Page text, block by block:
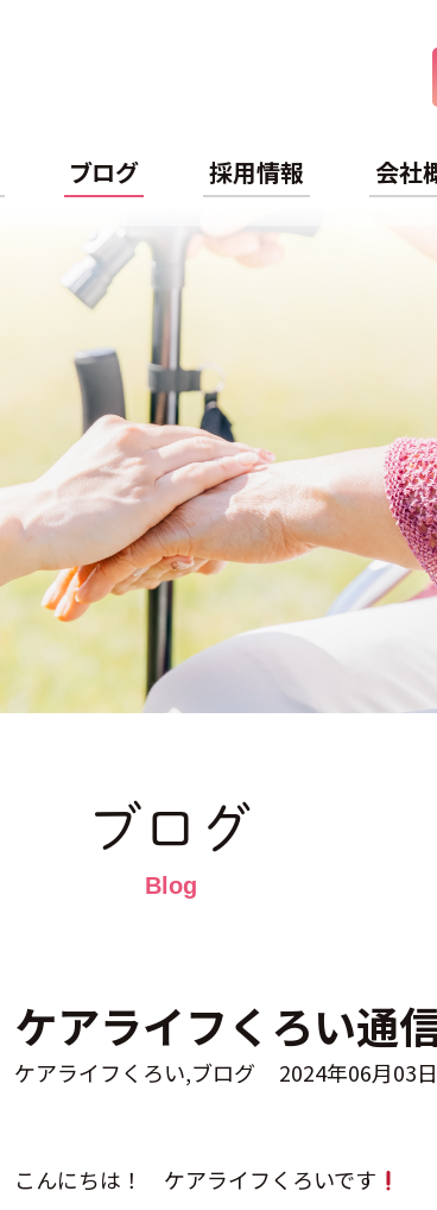
ブログ 採用情報 会社
ブログ
ケアライフくろい
ケアライフくろい ブログ 2024年06月03日
こんにちは！ ケアライフくろいです